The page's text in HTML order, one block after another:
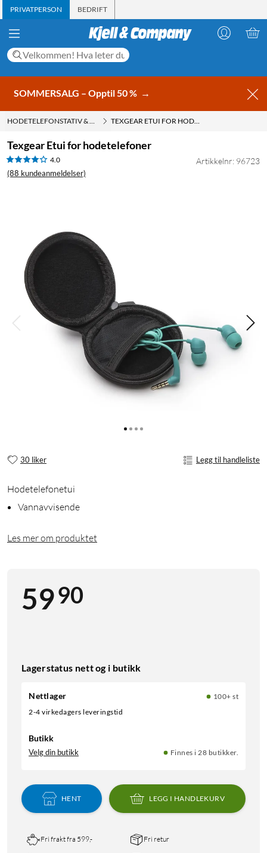
PRIVATPERSON BEDRIFT
SOMMERSALG – Opptil 50 % →
HODETELEFONSTATIV & TILBEHØR TEXGEAR ETUI FOR HODETELEFONER
Texgear Etui for hodetelefoner
4.0
(88 kundeanmeldelser)
Artikkelnr: 96723
30 liker Legg til handleliste
Hodetelefonetui
Vannavvisende
Les mer om produktet
5990
Lagerstatus nett og i butikk
Nettlager
100+ st
2-4 virkedagers leveringstid
Butikk
Velg din butikk Finnes i 28 butikker.
HENT LEGG I HANDLEKURV
Fri frakt fra 599,- Fri retur